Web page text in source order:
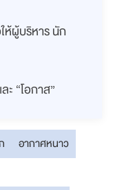
ห้ผู้บริหาร นัก
ะ “โอกาส”
อากาศหนาว